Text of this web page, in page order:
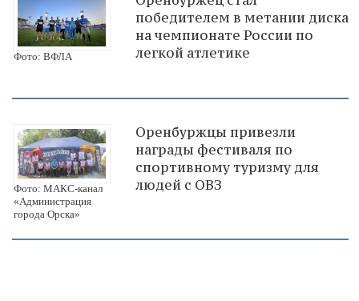
Фото: ВФЛА
победителем в метании диска
на чемпионате России по
легкой атлетике
Фото: МАКС-канал
«Администрация
города Орска»
Оренбуржцы привезли
награды фестиваля по
спортивному туризму для
людей с ОВЗ